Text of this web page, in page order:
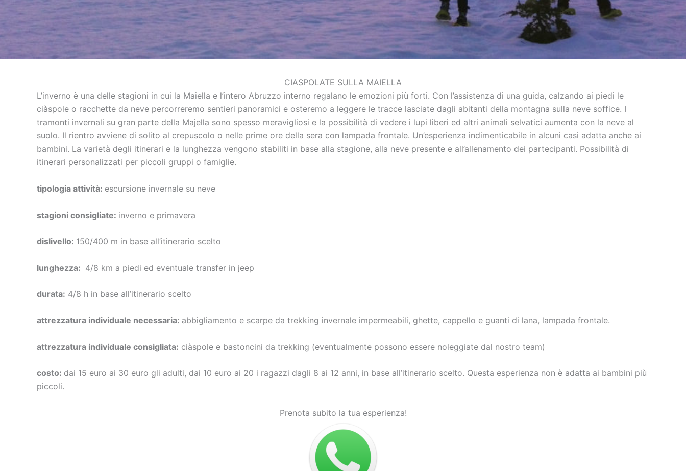
CIASPOLATE SULLA MAIELLA
L’inverno è una delle stagioni in cui la Maiella e l’intero Abruzzo interno regalano le emozioni più forti. Con l’assistenza di una guida, calzando ai piedi le
ciàspole o racchette da neve percorreremo sentieri panoramici e osteremo a leggere le tracce lasciate dagli abitanti della montagna sulla neve soffice. I
tramonti invernali su gran parte della Majella sono spesso meravigliosi e la possibilità di vedere i lupi liberi ed altri animali selvatici aumenta con la neve al
suolo. Il rientro avviene di solito al crepuscolo o nelle prime ore della sera con lampada frontale. Un’esperienza indimenticabile in alcuni casi adatta anche ai
bambini. La varietà degli itinerari e la lunghezza vengono stabiliti in base alla stagione, alla neve presente e all’allenamento dei partecipanti. Possibilità di
itinerari personalizzati per piccoli gruppi o famiglie.
tipologia attività: escursione invernale su neve
stagioni consigliate: inverno e primavera
dislivello: 150/400 m in base all’itinerario scelto
lunghezza: 4/8 km a piedi ed eventuale transfer in jeep
durata: 4/8 h in base all’itinerario scelto
attrezzatura individuale necessaria: abbigliamento e scarpe da trekking invernale impermeabili, ghette, cappello e guanti di lana, lampada frontale.
attrezzatura individuale consigliata: ciàspole e bastoncini da trekking (eventualmente possono essere noleggiate dal nostro team)
costo: dai 15 euro ai 30 euro gli adulti, dai 10 euro ai 20 i ragazzi dagli 8 ai 12 anni, in base all’itinerario scelto. Questa esperienza non è adatta ai bambini più
piccoli.
Prenota subito la tua esperienza!